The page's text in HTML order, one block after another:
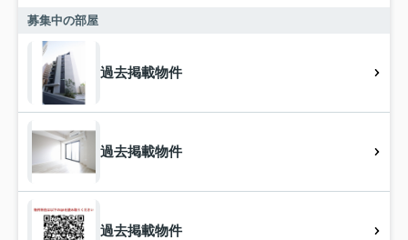
募集中の部屋
過去掲載物件
過去掲載物件
過去掲載物件